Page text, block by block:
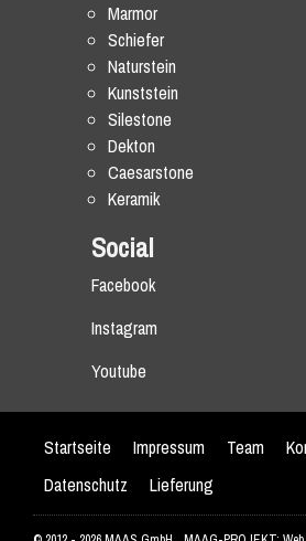
Marmor
Schiefer
Naturstein
Kunststein
Silestone
Dekton
Caesarstone
Keramik
Social
Facebook
Instagram
Youtube
Startseite Impressum Team
Datenschutz
Lieferung